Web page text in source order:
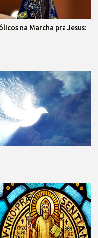
na Marcha pra Jesus: